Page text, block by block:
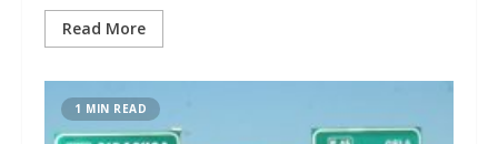
Read More
1 MIN READ